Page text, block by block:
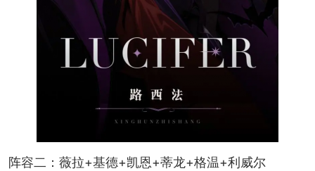
阵容二：薇拉+基德+凯恩+蒂龙+格温+利威尔